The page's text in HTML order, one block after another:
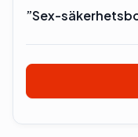
”Sex-